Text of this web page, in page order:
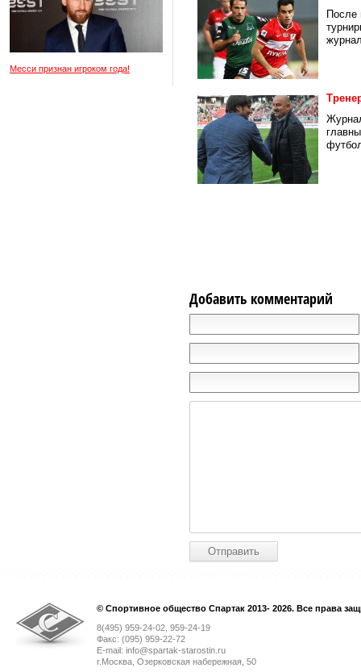
Месси признан игроком года!
После
Добавить комментарий
© Спортивное общество Спартак 2013- 2026. Все права
8(495) 959-24-02, 959-24-19
Факс: (095) 959-22-72
E-mail: info@spartak-starostin.ru
г.Москва, Озерковская набережная, 50